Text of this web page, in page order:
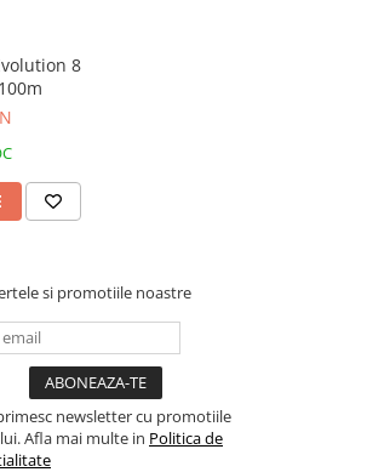
Diametre:
7.6kg (0.12mm) și 17.2kg (0.22mm)
forfacurilor pentru crap (monturi
maximiza rezistența nodului, umezește
În zonele cu mâl, folosește un forfac
pentru a preveni îngroparea momelii.
apă! Alege diametrul dorit și
Element Leader pentru
8
si promotiile noastre
newsletter cu promotiile
Afla mai multe in Politica de